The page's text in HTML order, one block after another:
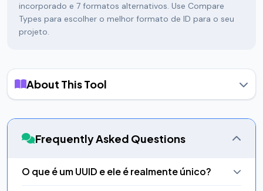
incorporado e 7 formatos alternativos. Use Compare
Types para escolher o melhor formato de ID para o seu
projeto.
About This Tool
Um UUID (Universally Unique Identifier), também chamado de
GUID (Globally Unique Identifier), é um identificador de 128
bits padronizado pela RFC 4122. A garantia central é que um
nunca colidirá com outro UUID, sem necessidade de
coordenação entre sistemas. Isso torna os UUIDs essenciais
Frequently Asked Questions
O que é um UUID e ele é realmente único?